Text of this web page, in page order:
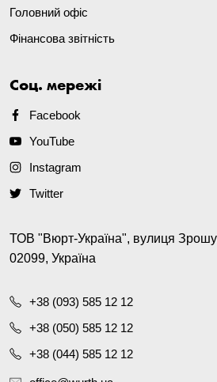
Головний офіс
Фінансова звітність
Соц. мережі
Facebook
YouTube
Instagram
Twitter
ТОВ "Вюрт-Україна", вулиця
02099, Україна
+38 (093) 585 12 12
+38 (050) 585 12 12
+38 (044) 585 12 12